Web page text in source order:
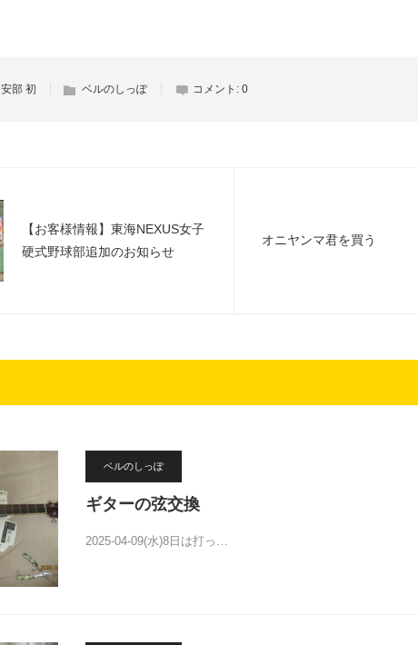
安部 初 ベルのしっぽ コメント: 0
【お客様情報】東海NEXUS女子
硬式野球部追加のお知らせ
オニヤンマ君を買う
ベルのしっぽ
ギターの弦交換
2025-04-09(水)8日は打っ…